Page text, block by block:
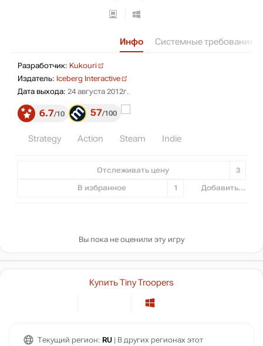
Инфо Системные требования
Разработчик: Kukouri
Издатель: Iceberg Interactive
Дата выхода: 24 августа 2012г.
6.7 10 57 100
Strategy Action Steam Indie
Отслеживать цену 3
В избранное 1 Добавить...
Вы пока не оценили эту игру
Купить Tiny Troopers
Текущий регион: RU | В других регионах этот